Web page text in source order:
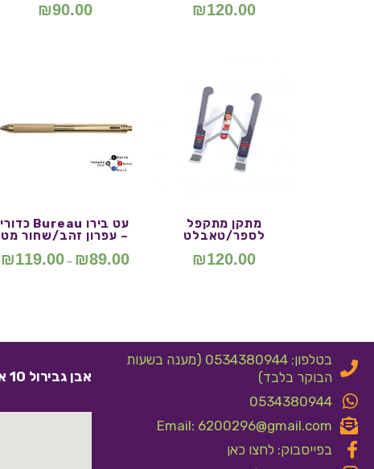
₪120.00
₪90.00
מתקן מתקפל
לספר/טאבלט
₪120.00
עט בירו Bureau כדורי
– עפרון זהב/שחור מט
₪89.00
–
₪119.00
בטלפון: 0534380944 (מענה בשעות
הבוקר בלבד)
0534380944
Email: 6200296@gmail.com
בפייסבוק: לחצו כאן
אבן גבירול 10 אלעד